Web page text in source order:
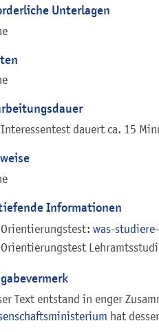
Unterlagen
Interessentest dauert ca. 15
Informationen
Orientierungstest: was-
Orientierungstest
Text entstand in enger
hat